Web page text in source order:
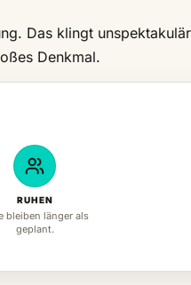
Das klingt
Denkmal.
RUHEN
bleiben länger als
geplant.